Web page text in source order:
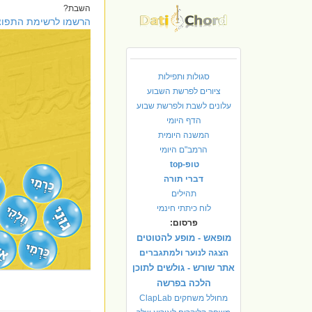
סגולות ותפילות
ציורים לפרשת השבוע
עלונים לשבת ולפרשת שבוע
הדף היומי
המשנה היומית
הרמב"ם היומי
טופ-top
דברי תורה
תהילים
לוח כיתתי חינמי
פרסום:
מופאש - מופע להטוטים
הצגה לנוער ולמתגברים
אתר שורש - גולשים לתוכן
הלכה בפרשה
מחולל משחקים ClapLab
השבת?
הרשמו לרשימת